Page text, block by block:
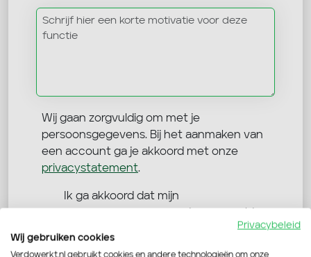
Wij gaan zorgvuldig om met je
persoonsgegevens. Bij het aanmaken van
een account ga je akkoord met onze
privacystatement.
Ik ga akkoord dat mijn
Verdo Werkt mag mij benaderen via
Privacybeleid
Wij gebruiken cookies
Verdowerkt.nl gebruikt cookies en andere technologieën om onze